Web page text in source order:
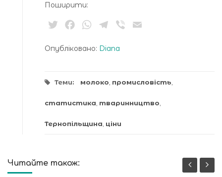
Поширити:
TwitterFacebookWhatsApp
Telegram
Viber
Опубліковано: Diana
Теми: молоко, промисловість,
статистика, тваринництво,
Тернопільщина, ціни
Читайте також: